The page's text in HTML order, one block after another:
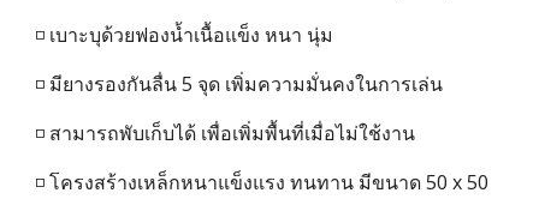
◽ เบาะบุด้วยฟองน้ำเนื้อแข็ง หนา นุ่ม
◽ มียางรองกันลื่น5 จุด เพิ่มความมั่นคงในการเล่น
◽ สามารถพับเก็บได้ เพื่อเพิ่มพื้นที่เมื่อไม่ใช้งาน
◽ โครงสร้างเหล็กหนาแข็งแรง ทนทาน มีขนาด50 x 50